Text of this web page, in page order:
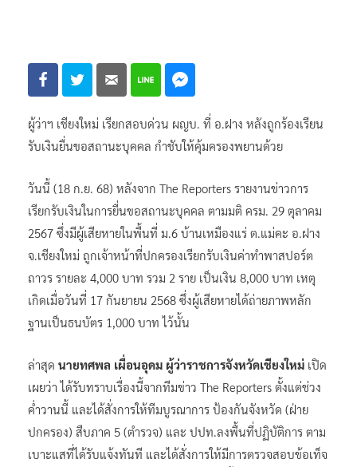
ผู้ว่าฯ เชียงใหม่ เรียกสอบด่วน ผญบ. ที่ อ.ฝาง หลังถูกร้องเรียน
รับเงินยื่นขอสถานะบุคคล กำชับให้คุ้มครองพยานด้วย
วันนี้ (18 ก.ย. 68) หลังจาก The Reporters รายงานข่าวการ
เรียกรับเงินในการยื่นขอสถานะบุคคล ตามมติ ครม. 29 ตุลาคม
2567 ซึ่งมีผู้เสียหายในพื้นที่ ม.6 บ้านเหมืองแร่ ต.แม่คะ อ.ฝาง
จ.เชียงใหม่ ถูกเจ้าหน้าที่ปกครองเรียกรับเงินค่าทำพาสปอร์ต
ถาวร รายละ 4,000 บาท รวม 2 ราย เป็นเงิน 8,000 บาท เหตุ
เกิดเมื่อวันที่ 17 กันยายน 2568 ซึ่งผู้เสียหายได้ถ่ายภาพหลัก
ฐานเป็นธนบัตร 1,000 บาท ไว้นั้น
ล่าสุด นายทศพล เผื่อนอุดม ผู้ว่าราชการจังหวัดเชียงใหม่ เปิด
เผยว่า ได้รับทราบเรื่องนี้จากทีมข่าว The Reporters ตั้งแต่ช่วง
ค่ำวานนี้ และได้สั่งการให้ทีมบูรณาการ ป้องกันจังหวัด (ฝ่าย
ปกครอง) สืบภาค 5 (ตำรวจ) และ ปปท.ลงพื้นที่ปฏิบัติการ ตาม
เบาะแสที่ได้รับแจ้งทันที และได้สั่งการให้มีการตรวจสอบข้อเท็จ